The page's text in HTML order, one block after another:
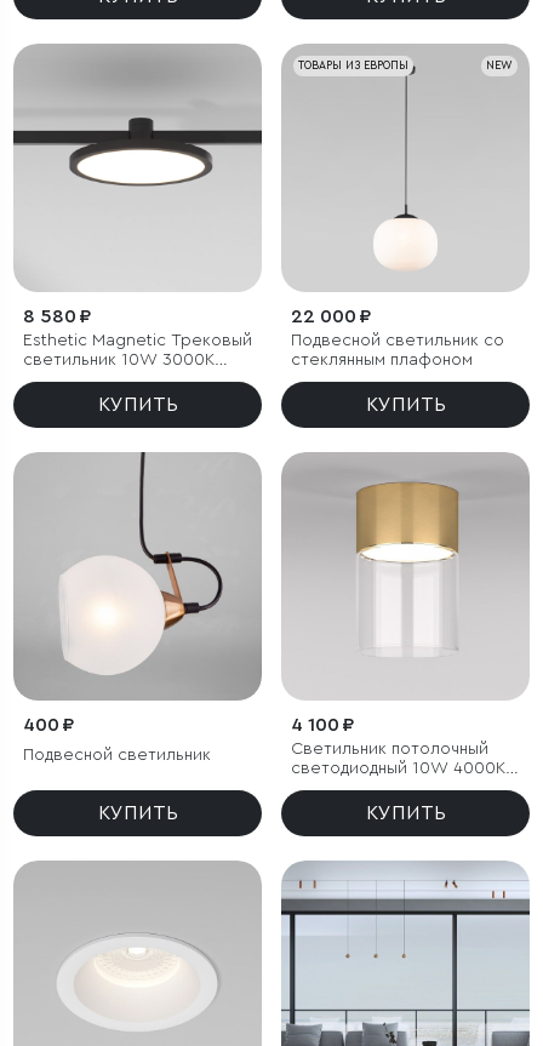
8 580 ₽
Esthetic Magnetic Трековый
светильник 10W 3000K
(чёрный)
КУПИТЬ
NEW
ТОВАРЫ ИЗ ЕВРОПЫ
22 000 ₽
Подвесной светильник со
стеклянным плафоном
КУПИТЬ
400 ₽
Подвесной светильник
КУПИТЬ
4 100 ₽
Светильник потолочный
светодиодный 10W 4000К
латунь/прозрачный
КУПИТЬ